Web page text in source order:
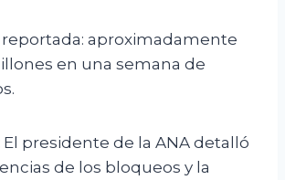
aproximadamente
en una semana de
El presidente de la ANA detalló
de los bloqueos y la